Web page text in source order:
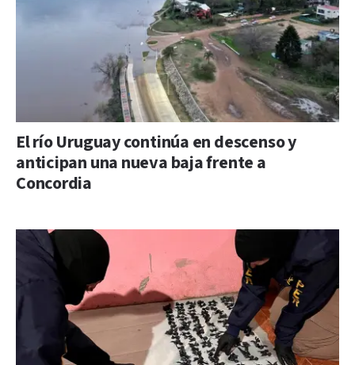
El río Uruguay continúa en descenso y
anticipan una nueva baja frente a
Concordia